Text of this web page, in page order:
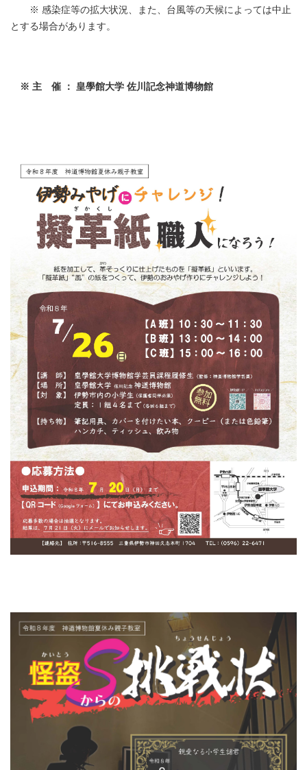
※ 感染症等の拡大状況、また、台風等の天候によっては中止
とする場合があります。
※ 主 催 ： 皇學館大学 佐川記念神道博物館